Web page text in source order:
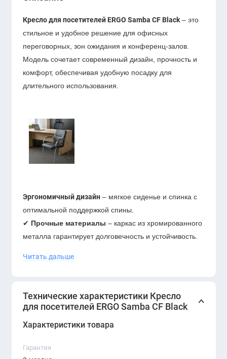
Кресло для посетителей ERGO Samba CF Black – это
стильное и удобное решение для офисных
переговорных, зон ожидания и конференц-залов.
Модель сочетает современный дизайн, прочность и
комфорт, обеспечивая удобную посадку для
длительного использования.
Эргономичный дизайн – мягкое сиденье и спинка с
оптимальной поддержкой спины.
✔ Прочные материалы – каркас из хромированного
металла гарантирует долговечность и устойчивость.
накладками для дополнительного удобства.
Преимущества:
Стильный и лаконичный вид, подходящий для
Читать дальше
Технические характеристики Кресло
для посетителей ERGO Samba CF Black
Характеристики товара
Гарантия